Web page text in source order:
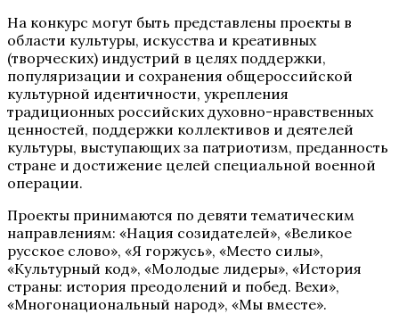
На конкурс могут быть представлены проекты в
области культуры, искусства и креативных
(творческих) индустрий в целях поддержки,
популяризации и сохранения общероссийской
культурной идентичности, укрепления
традиционных российских духовно-нравственных
ценностей, поддержки коллективов и деятелей
культуры, выступающих за патриотизм, преданность
стране и достижение целей специальной военной
операции.
Проекты принимаются по девяти тематическим
направлениям: «Нация созидателей», «Великое
русское слово», «Я горжусь», «Место силы»,
«Культурный код», «Молодые лидеры», «История
страны: история преодолений и побед. Вехи»,
«Многонациональный народ», «Мы вместе».